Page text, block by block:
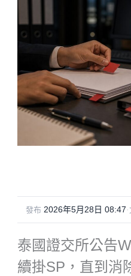
發布 2026年5月28日 08:47·
泰國證交所公告
續掛SP，直到消